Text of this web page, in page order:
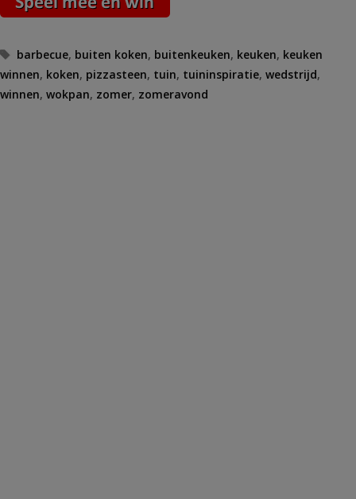
Tags
barbecue, buiten koken, buitenkeuken, keuken, keuken
winnen, koken, pizzasteen, tuin, tuininspiratie, wedstrijd,
winnen, wokpan, zomer, zomeravond